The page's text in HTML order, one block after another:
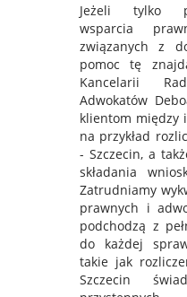
Jeżeli tylko
wsparcia
związanych z
pomoc tę
Kancelarii
Adwokatów
klientom między
na przykład
- Szczecin, a
składania
Zatrudniamy
prawnych i
podchodzą z
do każdej
takie jak
Szczecin